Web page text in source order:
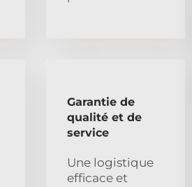
Garantie de
qualité et de
service
Une logistique
efficace et